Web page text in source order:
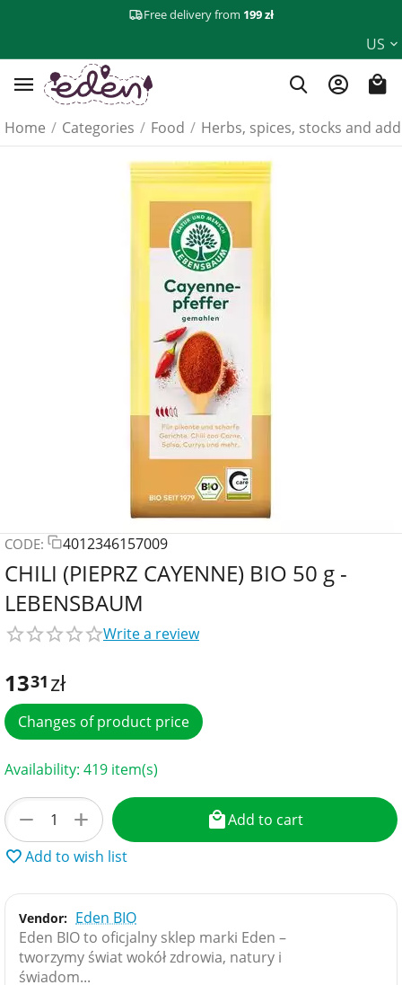
Free delivery from 199 zł
US
Home / Categories / Food / Herbs, spices, stocks and
CODE: 4012346157009
CHILI (PIEPRZ CAYENNE) BIO 50 g -
LEBENSBAUM
Write a review
1331 zł
Changes of product price
Availability: 419 item(s)
+
−
Add to cart
Add to wish list
Vendor: Eden BIO
Eden BIO to oficjalny sklep marki Eden –
tworzymy świat wokół zdrowia, natury i
świadom...